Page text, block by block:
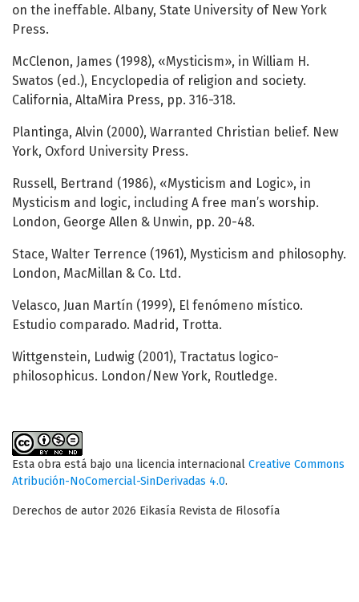
on the ineffable. Albany, State University of New York
Press.
McClenon, James (1998), «Mysticism», in William H.
Swatos (ed.), Encyclopedia of religion and society.
California, AltaMira Press, pp. 316-318.
Plantinga, Alvin (2000), Warranted Christian belief. New
York, Oxford University Press.
Russell, Bertrand (1986), «Mysticism and Logic», in
Mysticism and logic, including A free man’s worship.
London, George Allen & Unwin, pp. 20-48.
Stace, Walter Terrence (1961), Mysticism and philosophy.
London, MacMillan & Co. Ltd.
Velasco, Juan Martín (1999), El fenómeno místico.
Estudio comparado. Madrid, Trotta.
Wittgenstein, Ludwig (2001), Tractatus logico-
philosophicus. London/New York, Routledge.
Esta obra está bajo una licencia internacional Creative Commons
Atribución-NoComercial-SinDerivadas 4.0.
Derechos de autor 2026 Eikasía Revista de Filosofía